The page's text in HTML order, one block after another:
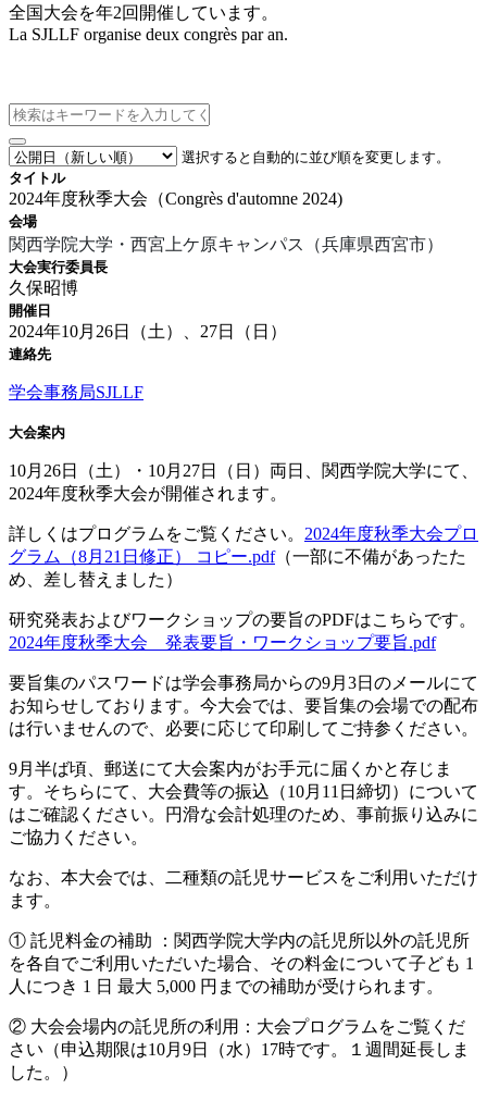
全国大会を年2回開催しています。
La SJLLF organise deux congrès par an.
選択すると自動的に並び順を変更します。
タイトル
2024年度秋季大会（Congrès d'automne 2024)
会場
関西学院大学・西宮上ケ原キャンパス（兵庫県西宮市）
大会実行委員長
久保昭博
開催日
2024年10月26日（土）、27日（日）
連絡先
学会事務局SJLLF
大会案内
10月26日（土）・10月27日（日）両日、関西学院大学にて、
2024年度秋季大会が開催されます。
詳しくはプログラムをご覧ください。 2024年度秋季大会プロ
グラム（8月21日修正） コピー.pdf（一部に不備があったた
め、差し替えました）
研究発表およびワークショップの要旨のPDFはこちらです。
2024年度秋季大会 発表要旨・ワークショップ要旨.pdf
要旨集のパスワードは学会事務局からの9月3日のメールにて
お知らせしております。今大会では、要旨集の会場での配布
は行いませんので、必要に応じて印刷してご持参ください。
9月半ば頃、郵送にて大会案内がお手元に届くかと存じま
す。そちらにて、大会費等の振込（10月11日締切）について
はご確認ください。円滑な会計処理のため、事前振り込みに
ご協力ください。
なお、本大会では、二種類の託児サービスをご利用いただけ
ます。
① 託児料金の補助 ：関西学院大学内の託児所以外の託児所
を各自でご利用いただいた場合、その料金について子ども 1
人につき 1 日 最大 5,000 円までの補助が受けられます。
② 大会会場内の託児所の利用：大会プログラムをご覧くだ
さい（申込期限は10月9日（水）17時です。１週間延長しま
した。）